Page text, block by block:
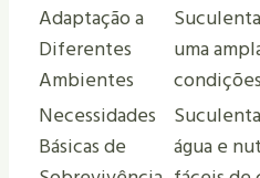
Adaptação a
Diferentes
Ambientes
uma
Necessidades
Básicas de
água e